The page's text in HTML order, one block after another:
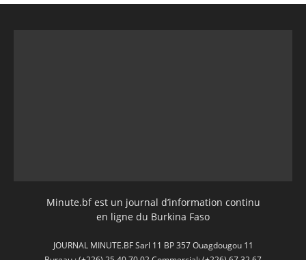
Minute.bf est un journal d’information continu
en ligne du Burkina Faso
JOURNAL MINUTE.BF Sarl 11 BP 357 Ouagdougou 11